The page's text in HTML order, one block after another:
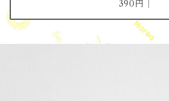
390円│